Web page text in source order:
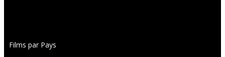
Films par Pays